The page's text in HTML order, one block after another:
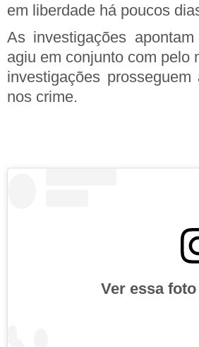
em liberdade há poucos
As investigações
agiu em conjunto com pelo
investigações
nos crime.
Ver essa